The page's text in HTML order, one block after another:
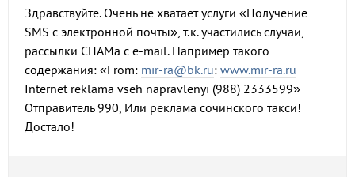
Здравствуйте. Очень не хватает услуги «Получение
SMS с электронной почты», т.к. участились случаи,
рассылки СПАМа с e-mail. Например такого
содержания: «From: mir-ra@bk.ru: www.mir-ra.ru
Internet reklama vseh napravlenyi (988) 2333599»
Отправитель 990, Или реклама сочинского такси!
Достало!